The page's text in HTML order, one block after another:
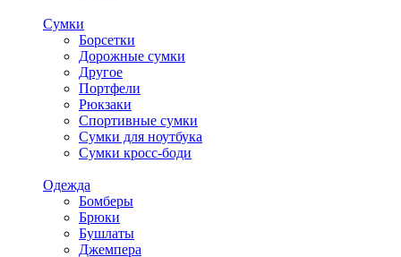
Сумки
Борсетки
Дорожные сумки
Другое
Портфели
Рюкзаки
Спортивные сумки
Сумки для ноутбука
Сумки кросс-боди
Одежда
Бомберы
Брюки
Бушлаты
Джемпера